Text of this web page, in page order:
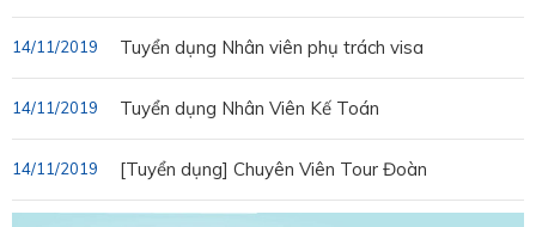
Tuyển dụng Nhân viên phụ trách visa
14/11/2019
Tuyển dụng Nhân Viên Kế Toán
14/11/2019
[Tuyển dụng] Chuyên Viên Tour Đoàn
14/11/2019